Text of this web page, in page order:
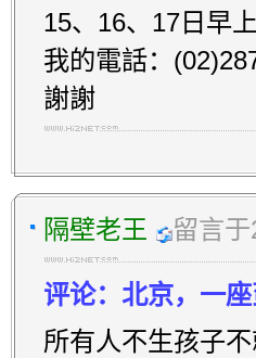
15、16、17日早
我的電話：
謝謝
隔壁老王 留言
评论：北京，一
所有人不生孩子